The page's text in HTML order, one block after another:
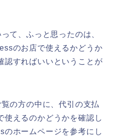
て、ふっと思ったのは、
のお店で使えるかどうか
認すればいいということが
の方の中に、代引の支払
えるのかどうかを確認し
ホームページを参考にし